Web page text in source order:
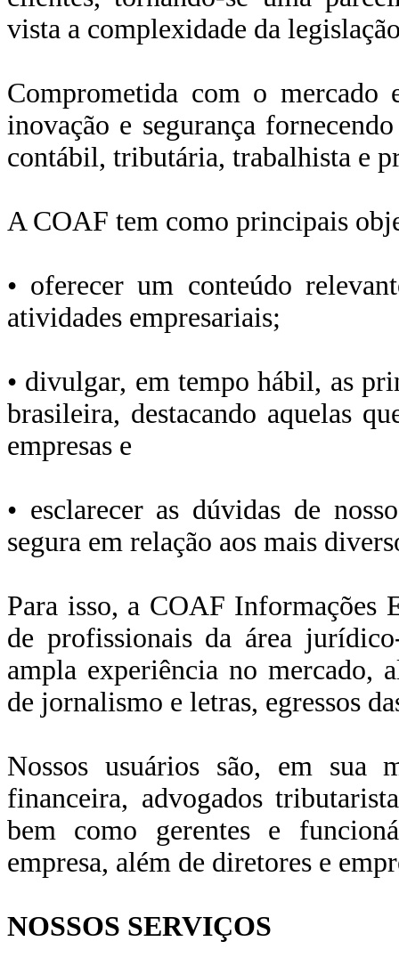
vista a complexidade da
Comprometida com o mercado
inovação e segurança
contábil, tributária, trabalhista e
A COAF tem como principais
• oferecer um conteúdo
atividades empresariais;
• divulgar, em tempo hábil, as
brasileira, destacando aquelas
empresas e
• esclarecer as dúvidas de
segura em relação aos mais
Para isso, a COAF Informações
de profissionais da área
ampla experiência no mercado,
de jornalismo e letras, egressos
Nossos usuários são, em sua
financeira, advogados
bem como gerentes e
empresa, além de diretores e
NOSSOS SERVIÇOS